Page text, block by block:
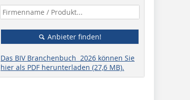
Anbieter finden!
Das BIV Branchenbuch 2026 können Sie
hier als PDF herunterladen (27,6 MB).